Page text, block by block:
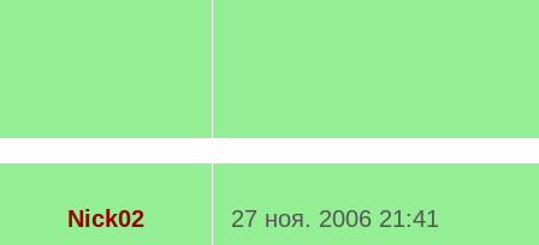
Nick02
27 ноя. 2006 21:41